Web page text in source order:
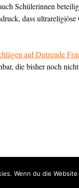
Schülerinnen
dass ultrareligiöse
auf Dutzende
die bisher noch
Wenn du die